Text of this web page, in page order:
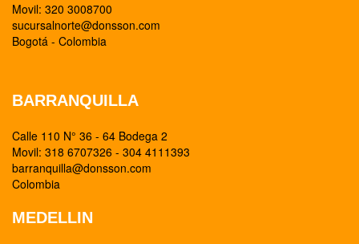
Movil: 320 3008700
sucursalnorte@donsson.com
Bogotá - Colombia
BARRANQUILLA
Calle 110 N° 36 - 64 Bodega 2
Movil: 318 6707326 - 304 4111393
barranquilla@donsson.com
Colombia
MEDELLIN